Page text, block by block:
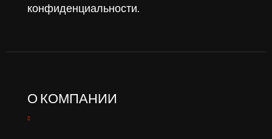
конфиденциальности.
О КОМПАНИИ